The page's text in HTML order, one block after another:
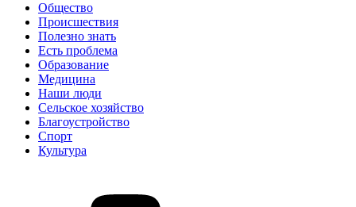
Общество
Происшествия
Полезно знать
Есть проблема
Образование
Медицина
Наши люди
Сельское хозяйство
Благоустройство
Спорт
Культура